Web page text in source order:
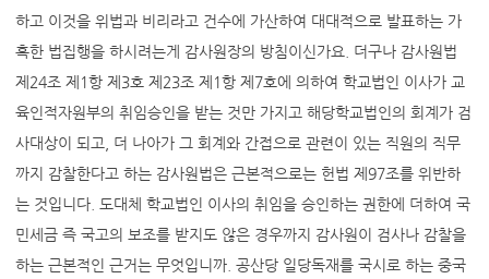
하고 이것을 위법과 비리라고 건수에 가산하여 대대적으로 발표하는 가
혹한 법집행을 하시려는게 감사원장의 방침이신가요. 더구나 감사원법
제24조 제1항 제3호 제23조 제1항 제7호에 의하여 학교법인 이사가 교
육인적자원부의 취임승인을 받는 것만 가지고 해당학교법인의 회계가 검
사대상이 되고, 더 나아가 그 회계와 간접으로 관련이 있는 직원의 직무
까지 감찰한다고 하는 감사원법은 근본적으로는 헌법 제97조를 위반하
는 것입니다. 도대체 학교법인 이사의 취임을 승인하는 권한에 더하여 국
민세금 즉 국고의 보조를 받지도 않은 경우까지 감사원이 검사나 감찰을
하는 근본적인 근거는 무엇입니까. 공산당 일당독재를 국시로 하는 중국